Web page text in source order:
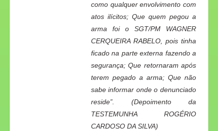
como qualquer envolvimento com
atos ilícitos; Que quem pegou a
arma foi o SGT/PM WAGNER
CERQUEIRA RABELO, pois tinha
ficado na parte externa fazendo a
segurança; Que retornaram após
terem pegado a arma; Que não
sabe informar onde o denunciado
reside”. (Depoimento da
TESTEMUNHA ROGÉRIO
CARDOSO DA SILVA)